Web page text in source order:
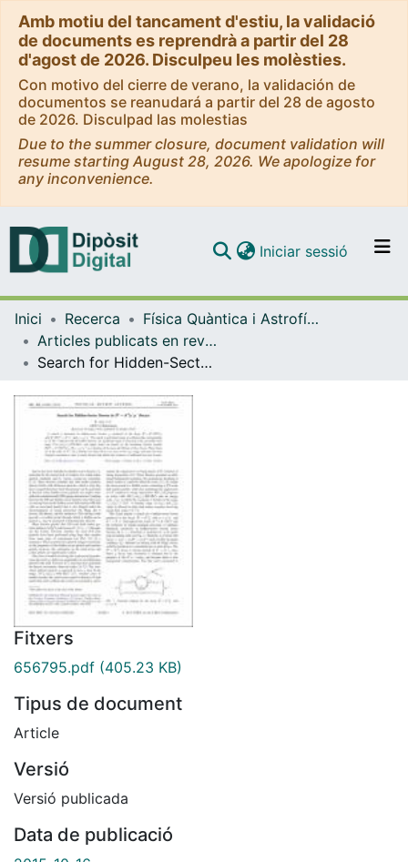
Amb motiu del tancament d'estiu, la validació
de documents es reprendrà a partir del 28
d'agost de 2026. Disculpeu les molèsties.
Con motivo del cierre de verano, la validación de
documentos se reanudará a partir del 28 de agosto
de 2026. Disculpad las molestias
Due to the summer closure, document validation will
resume starting August 28, 2026. We apologize for
any inconvenience.
Navega per tot el DD
Com publicar
Contacte
Iniciar sessió (current)
Inici Recerca
Física Quàntica i Astrofísica
Articles publicats en revistes (Física Quàntica i Astrofísica)
Search for Hidden-Sector Bosons in B0→K*0μ+μ− Decays
Fitxers
656795.pdf (405.23 KB)
Tipus de document
Article
Versió
Versió publicada
Data de publicació